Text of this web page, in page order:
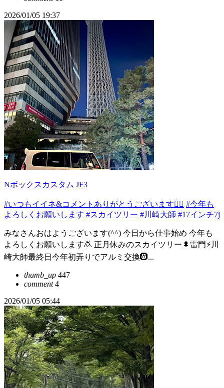
2026/01/05 19:37
Nボックスカスタム JF3
#いつもイイネ&コメントありがとうございます🙇‍♂️ #今年も
よろしくお願いします #スカイツリー #川崎大師 #17インチ7j
みなさんおはようございます(^^) 今日から仕事始め 今年も
よろしくお願いします🙇 正月休みのスカイツリー🌲雷門⚡️川
崎大師最終日今年初弄りでアルミ交換🛞...
thumb_up 447
comment4
2026/01/05 05:44